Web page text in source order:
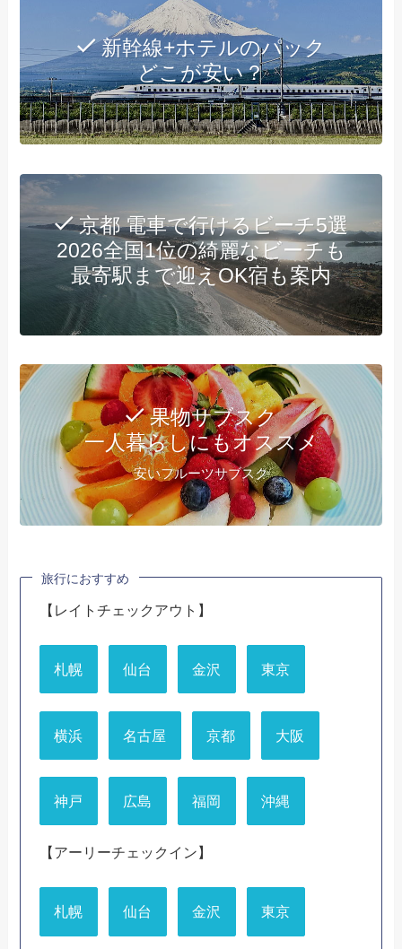
新幹線+ホテルのパック
どこが安い？
京都 電車で行けるビーチ5選
2026全国1位の綺麗なビーチも
最寄駅まで迎えOK宿も案内
果物サブスク
一人暮らしにもオススメ
安いフルーツサブスク
旅行におすすめ
【レイトチェックアウト】
札幌 仙台 金沢 東京
横浜 名古屋 京都 大阪
神戸 広島 福岡 沖縄
【アーリーチェックイン】
札幌 仙台 金沢 東京